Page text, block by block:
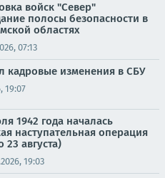
войск "Север"
полосы безопасности в
областях
07:13
кадровые изменения в СБУ
19:07
1942 года началась
наступательная операция
августа)
19:03